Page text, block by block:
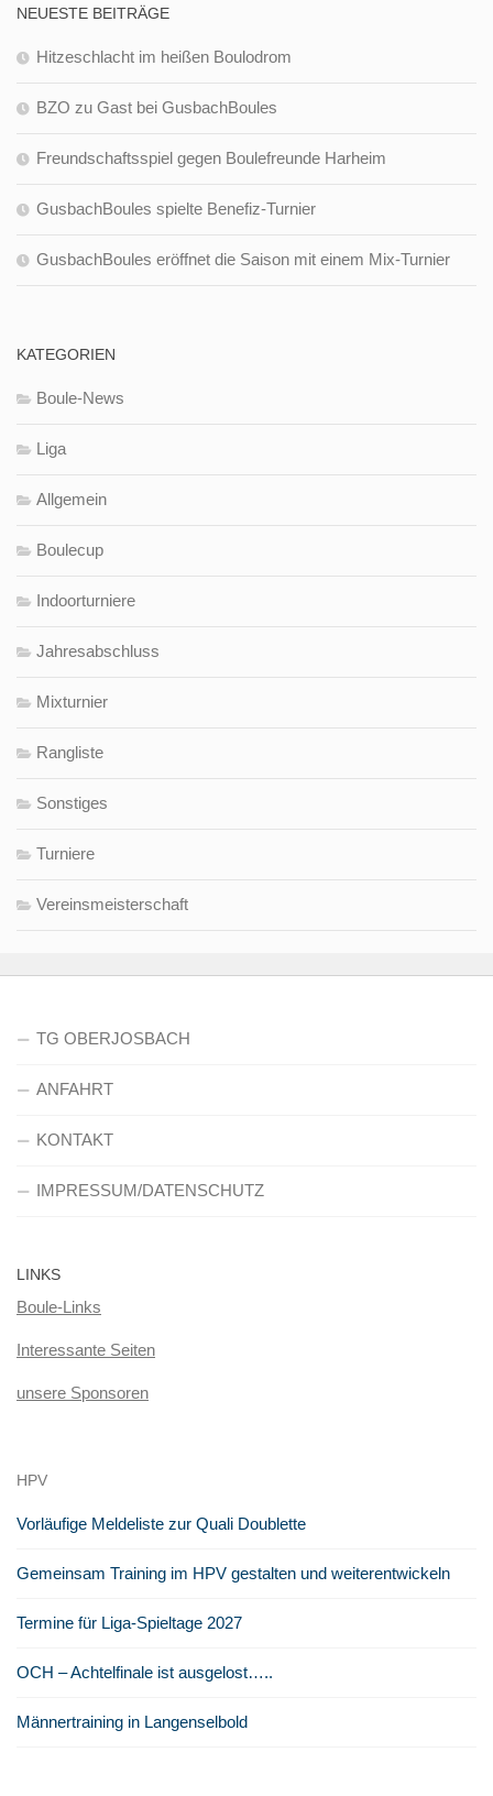
NEUESTE BEITRÄGE
Hitzeschlacht im heißen Boulodrom
BZO zu Gast bei GusbachBoules
Freundschaftsspiel gegen Boulefreunde Harheim
GusbachBoules spielte Benefiz-Turnier
GusbachBoules eröffnet die Saison mit einem Mix-Turnier
KATEGORIEN
Boule-News
Liga
Allgemein
Boulecup
Indoorturniere
Jahresabschluss
Mixturnier
Rangliste
Sonstiges
Turniere
Vereinsmeisterschaft
TG OBERJOSBACH
ANFAHRT
KONTAKT
IMPRESSUM/DATENSCHUTZ
LINKS
Boule-Links
Interessante Seiten
unsere Sponsoren
HPV
Vorläufige Meldeliste zur Quali Doublette
Gemeinsam Training im HPV gestalten und weiterentwickeln
Termine für Liga-Spieltage 2027
OCH – Achtelfinale ist ausgelost…..
Männertraining in Langenselbold